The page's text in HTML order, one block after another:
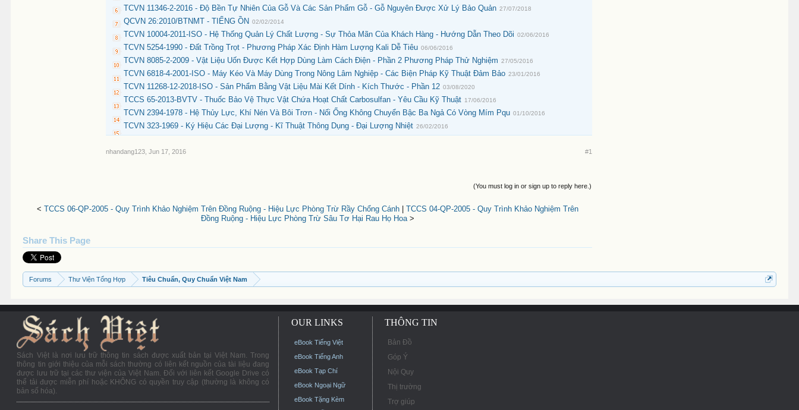
TCVN 11346-2-2016 - Độ Bền Tự Nhiên Của Gỗ Và Các Sản Phẩm Gỗ - Gỗ Nguyên Được Xử Lý Bảo Quản 27/07/2018
QCVN 26:2010/BTNMT - TIẾNG ỒN 02/02/2014
TCVN 10004-2011-ISO - Hệ Thống Quản Lý Chất Lượng - Sự Thỏa Mãn Của Khách Hàng - Hướng Dẫn Theo Dõi 02/06/2016
TCVN 5254-1990 - Đất Trồng Trọt - Phương Pháp Xác Định Hàm Lượng Kali Dễ Tiêu 06/06/2016
TCVN 8085-2-2009 - Vật Liệu Uốn Được Kết Hợp Dùng Làm Cách Điện - Phần 2 Phương Pháp Thử Nghiệm 27/05/2016
TCVN 6818-4-2001-ISO - Máy Kéo Và Máy Dùng Trong Nông Lâm Nghiệp - Các Biện Pháp Kỹ Thuật Đảm Bảo 23/01/2016
TCVN 11268-12-2018-ISO - Sản Phẩm Bằng Vật Liệu Mài Kết Dính - Kích Thước - Phần 12 03/08/2020
TCCS 65-2013-BVTV - Thuốc Bảo Vệ Thực Vật Chứa Hoạt Chất Carbosulfan - Yêu Cầu Kỹ Thuật 17/06/2016
TCVN 2394-1978 - Hệ Thủy Lực, Khí Nén Và Bôi Trơn - Nối Ống Không Chuyển Bậc Ba Ngả Có Vòng Mím Pqu 01/10/2016
TCVN 323-1969 - Ký Hiệu Các Đại Lượng - Kĩ Thuật Thông Dụng - Đại Lượng Nhiệt 26/02/2016
nhandang123 Jun 17, 2016 #1
(You must log in or sign up to reply here.)
< TCCS 06-QP-2005 - Quy Trình Khảo Nghiệm Trên Đồng Ruộng - Hiệu Lực Phòng Trừ Rầy Chổng Cánh| TCCS 04-QP-2005 - Quy Trình Khảo Nghiệm Trên
Đồng Ruộng - Hiệu Lực Phòng Trừ Sâu Tơ Hại Rau Họ Hoa>
Share This Page
Forums Thư Viện Tổng Hợp Tiêu Chuẩn, Quy Chuẩn Việt Nam
Sách Việt là nơi lưu trữ thông tin sách được xuất bản tại Việt Nam. Trong
thông tin giới thiệu của mỗi sách thường có liên kết nguồn của tài liệu đang
được lưu trữ tại các thư viện của Việt Nam. Đối với liên kết Google Drive có
thể tải được miễn phí hoặc KHÔNG có quyền truy cập (thường là không có
bản số hóa).
OUR LINKS
eBook Tiếng Việt
eBook Tiếng Anh
eBook Tạp Chí
eBook Ngoại Ngữ
eBook Tặng Kèm
THÔNG TIN
Bản Đồ
Góp Ý
Nội Quy
Thị trường
Trợ giúp